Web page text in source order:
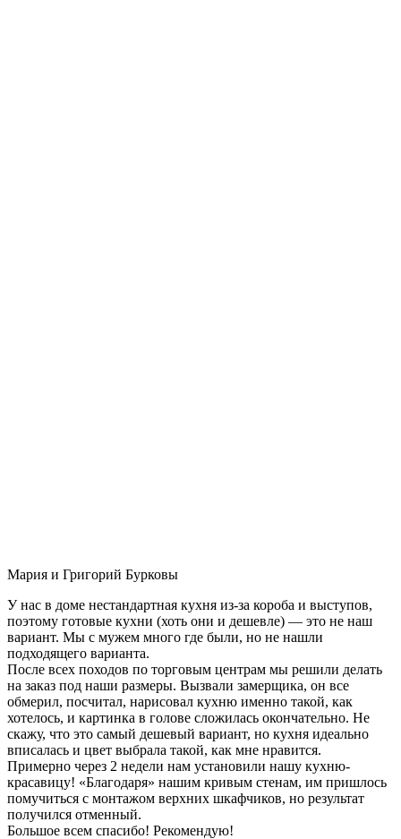
Мария и Григорий Бурковы
У нас в доме нестандартная кухня из-за короба и выступов,
поэтому готовые кухни (хоть они и дешевле) — это не наш
вариант. Мы с мужем много где были, но не нашли
подходящего варианта.
После всех походов по торговым центрам мы решили делать
на заказ под наши размеры. Вызвали замерщика, он все
обмерил, посчитал, нарисовал кухню именно такой, как
хотелось, и картинка в голове сложилась окончательно. Не
скажу, что это самый дешевый вариант, но кухня идеально
вписалась и цвет выбрала такой, как мне нравится.
Примерно через 2 недели нам установили нашу кухню-
красавицу! «Благодаря» нашим кривым стенам, им пришлось
помучиться с монтажом верхних шкафчиков, но результат
получился отменный.
Большое всем спасибо! Рекомендую!